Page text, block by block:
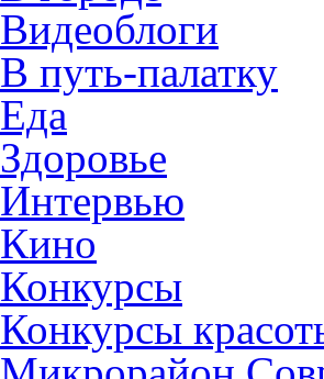
Видеоблоги
В путь-палатку
Еда
Здоровье
Интервью
Кино
Конкурсы
Конкурсы